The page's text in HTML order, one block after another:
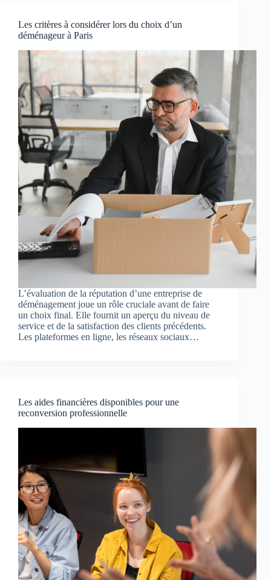
Les critères à considérer lors du choix d’un
déménageur à Paris
L’évaluation de la réputation d’une entreprise de
déménagement joue un rôle cruciale avant de faire
un choix final. Elle fournit un aperçu du niveau de
service et de la satisfaction des clients précédents.
Les plateformes en ligne, les réseaux sociaux…
Les aides financières disponibles pour une
reconversion professionnelle